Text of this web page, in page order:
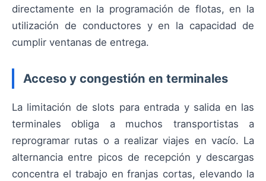
directamente en la programación de flotas, en la
utilización de conductores y en la capacidad de
cumplir ventanas de entrega.
Acceso y congestión en terminales
La limitación de slots para entrada y salida en las
terminales obliga a muchos transportistas a
reprogramar rutas o a realizar viajes en vacío. La
alternancia entre picos de recepción y descargas
concentra el trabajo en franjas cortas, elevando la